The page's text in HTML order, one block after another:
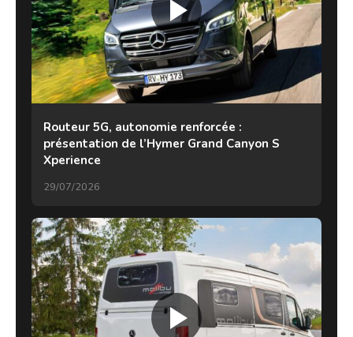
Routeur 5G, autonomie renforcée :
présentation de l’Hymer Grand Canyon S
Xperience
29/07/2026